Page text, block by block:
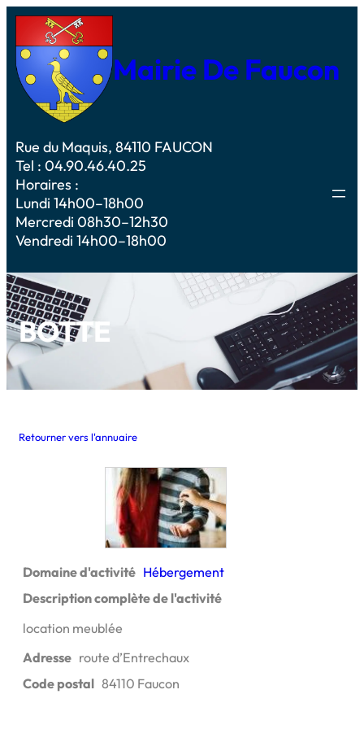
Mairie De Faucon
Rue du Maquis, 84110 FAUCON
Tel : 04.90.46.40.25
Horaires :
Lundi 14h00–18h00
Mercredi 08h30–12h30
Vendredi 14h00–18h00
BOTTE
Retourner vers l'annuaire
Domaine d'activité Hébergement
Description complète de l'activité
location meublée
Adresse route d’Entrechaux
Code postal 84110 Faucon